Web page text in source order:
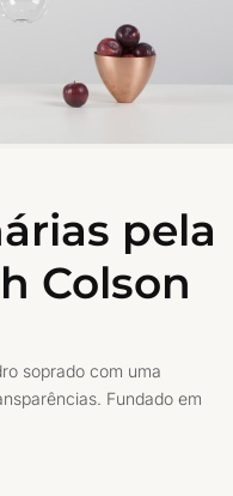
pela
Colson
soprado com uma
Fundado em